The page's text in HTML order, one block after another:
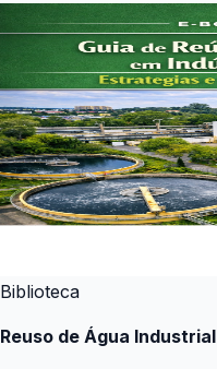
Biblioteca
Reuso de Água Industrial